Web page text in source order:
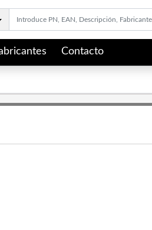
Contacto